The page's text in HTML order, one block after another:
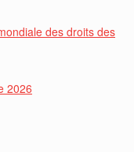
des droits des
2026